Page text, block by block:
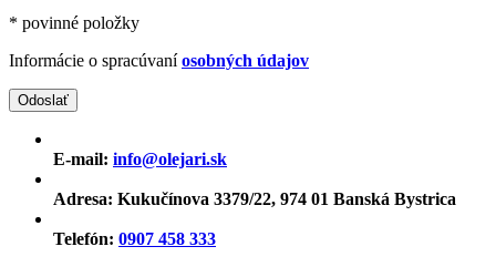
* povinné položky
Informácie o spracúvaníosobných údajov
E-mail: info@olejari.sk
Adresa: Kukučínova 3379/22, 974 01 Banská Bystrica
Telefón: 0907 458 333